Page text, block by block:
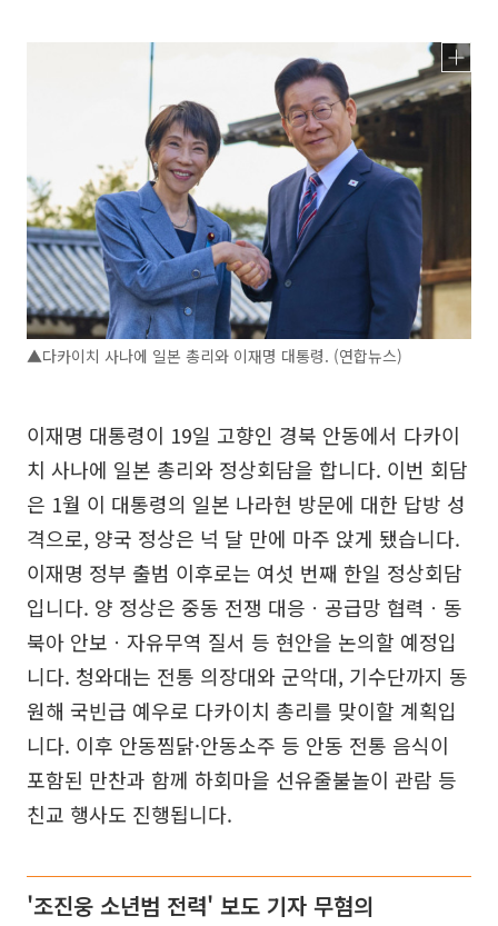
▲다카이치 사나에 일본 총리와 이재명 대통령. (연합뉴스)
이재명 대통령이 19일 고향인 경북 안동에서 다카이
치 사나에 일본 총리와 정상회담을 합니다. 이번 회담
은 1월 이 대통령의 일본 나라현 방문에 대한 답방 성
격으로, 양국 정상은 넉 달 만에 마주 앉게 됐습니다.
이재명 정부 출범 이후로는 여섯 번째 한일 정상회담
입니다. 양 정상은 중동 전쟁 대응ㆍ공급망 협력ㆍ동
북아 안보ㆍ자유무역 질서 등 현안을 논의할 예정입
니다. 청와대는 전통 의장대와 군악대, 기수단까지 동
원해 국빈급 예우로 다카이치 총리를 맞이할 계획입
니다. 이후 안동찜닭·안동소주 등 안동 전통 음식이
포함된 만찬과 함께 하회마을 선유줄불놀이 관람 등
친교 행사도 진행됩니다.
'조진웅 소년범 전력' 보도 기자 무혐의